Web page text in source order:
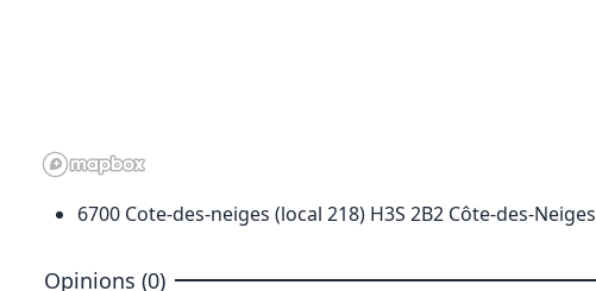
6700 Cote-des-neiges (local 218) H3S 2B2 Côte-des-Neiges
Opinions (0)